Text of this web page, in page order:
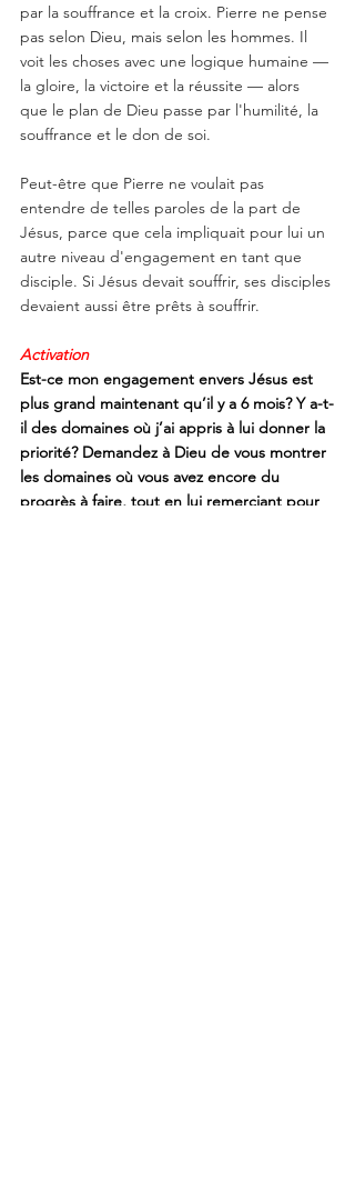
par la souffrance et la croix. Pierre ne pense
pas selon Dieu, mais selon les hommes. Il
voit les choses avec une logique humaine —
la gloire, la victoire et la réussite — alors
que le plan de Dieu passe par l'humilité, la
souffrance et le don de soi.
Peut-être que Pierre ne voulait pas
entendre de telles paroles de la part de
Jésus, parce que cela impliquait pour lui un
autre niveau d'engagement en tant que
disciple. Si Jésus devait souffrir, ses disciples
devaient aussi être prêts à souffrir.
Activation
Est-ce mon engagement envers Jésus est
plus grand maintenant qu’il y a 6 mois? Y a-t-
il des domaines où j’ai appris à lui donner la
priorité? Demandez à Dieu de vous montrer
les domaines où vous avez encore du
progrès à faire, tout en lui remerciant pour